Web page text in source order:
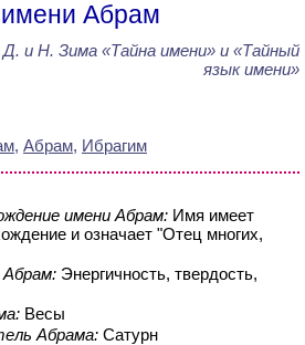
Абрам
Д. и Н. Зима «Тайна имени» и «Тайный
язык имени»
, Абрам, Ибрагим
имени Абрам: Имя имеет
и означает "Отец многих,
Абрам: Энергичность, твердость,
Весы
Абрама: Сатурн